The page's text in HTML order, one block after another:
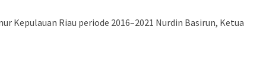
Kepulauan Riau periode 2016–2021 Nurdin Basirun, Ketua